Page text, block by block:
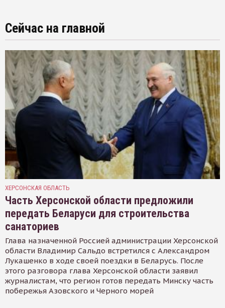
Сейчас на главной
ХЕРСОНСКАЯ ОБЛАСТЬ
Часть Херсонской области предложили
передать Беларуси для строительства
санаториев
Глава назначенной Россией администрации Херсонской
области Владимир Сальдо встретился с Александром
Лукашенко в ходе своей поездки в Беларусь. После
этого разговора глава Херсонской области заявил
журналистам, что регион готов передать Минску часть
побережья Азовского и Черного морей